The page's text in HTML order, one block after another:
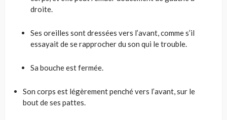
droite.
Ses oreilles sont dressées vers l’avant, comme s’il
essayait de se rapprocher du son qui le trouble.
Sa bouche est fermée.
Son corps est légèrement penché vers l’avant, sur le
bout de ses pattes.